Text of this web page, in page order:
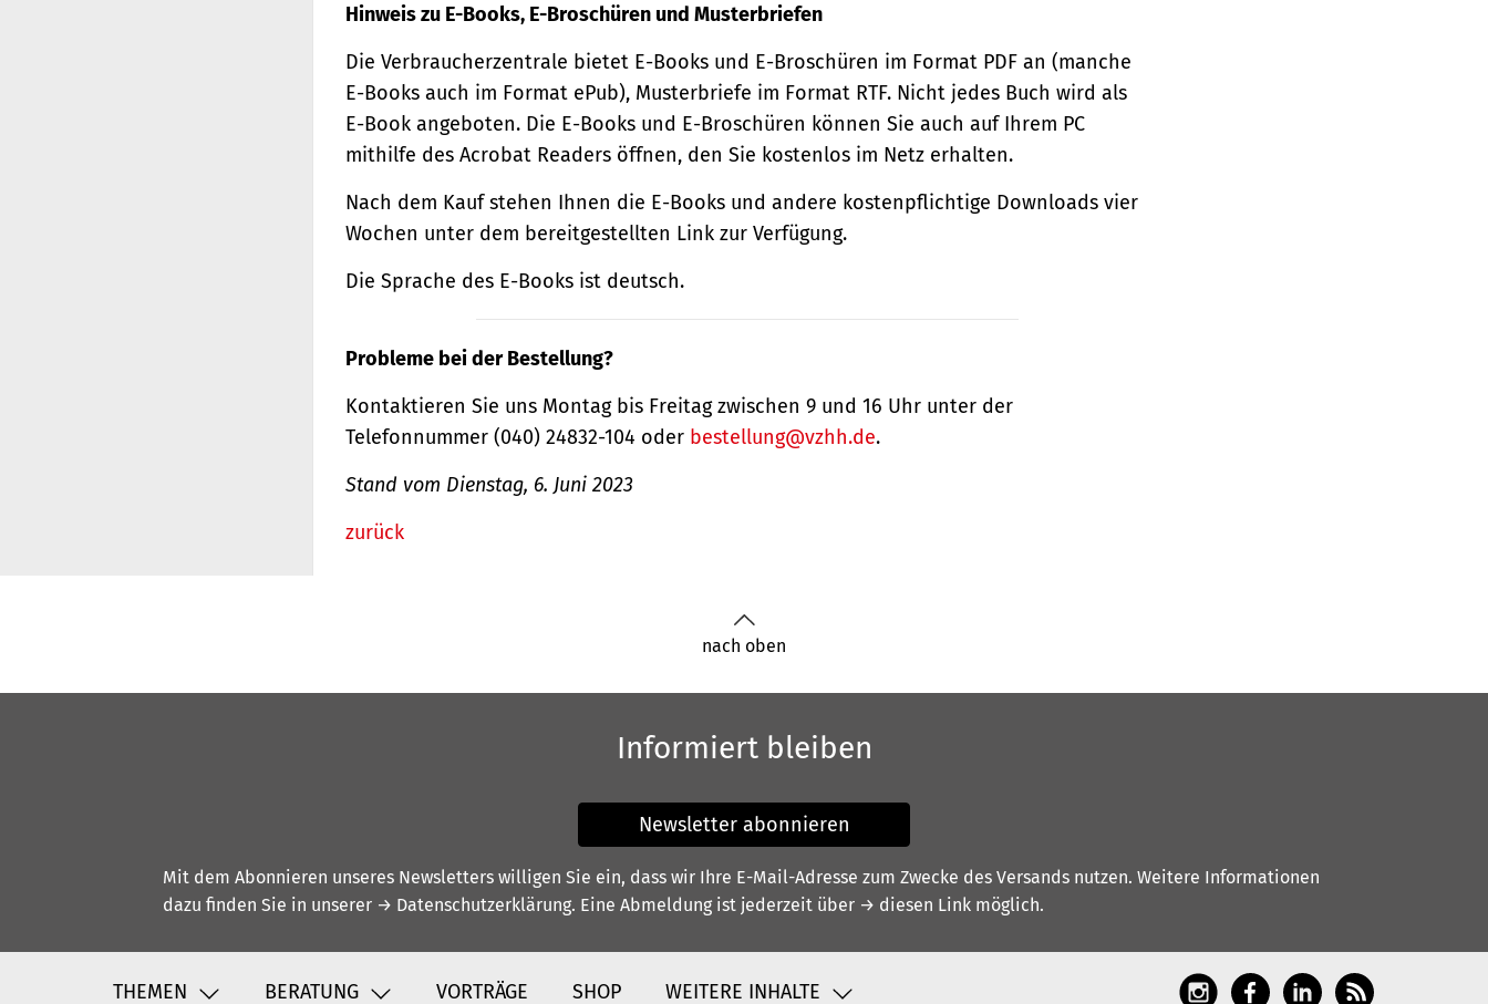
Hinweis zu E-Books, E-Broschüren und Musterbriefen
Die Verbraucherzentrale bietet E-Books und E-Broschüren im Format PDF an (manche
E-Books auch im Format ePub), Musterbriefe im Format RTF. Nicht jedes Buch wird als
E-Book angeboten. Die E-Books und E-Broschüren können Sie auch auf Ihrem PC
mithilfe des Acrobat Readers öffnen, den Sie kostenlos im Netz erhalten.
Nach dem Kauf stehen Ihnen die E-Books und andere kostenpflichtige Downloads vier
Wochen unter dem bereitgestellten Link zur Verfügung.
Die Sprache des E-Books ist deutsch.
Probleme bei der Bestellung?
Kontaktieren Sie uns Montag bis Freitag zwischen 9 und 16 Uhr unter der
Telefonnummer (040) 24832-104 oder bestellung@vzhh.de.
Stand vom Dienstag, 6. Juni 2023
zurück
nach oben
Informiert bleiben
Newsletter abonnieren
Mit dem Abonnieren unseres Newsletters willigen Sie ein, dass wir Ihre E-Mail-Adresse zum Zwecke des Versands nutzen. Weitere Informationen
dazu finden Sie in unserer → Datenschutzerklärung. Eine Abmeldung ist jederzeit über → diesen Link möglich.
THEMEN BERATUNG VORTRÄGE SHOP WEITERE INHALTE